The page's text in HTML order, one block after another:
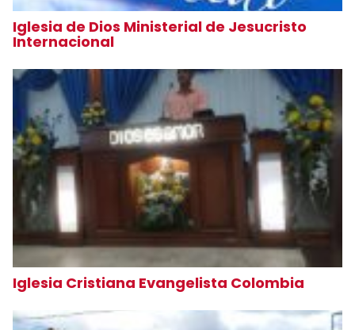
Iglesia de Dios Ministerial de Jesucristo
Internacional
Iglesia Cristiana Evangelista Colombia